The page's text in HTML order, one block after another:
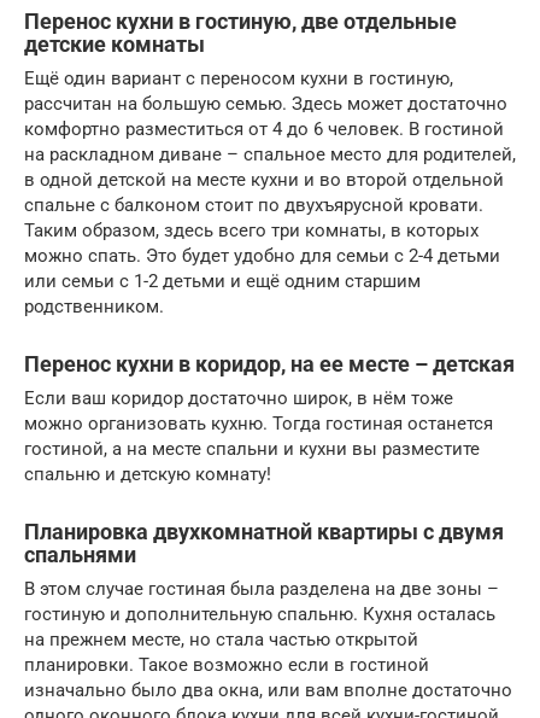
Перенос кухни в гостиную, две отдельные
детские комнаты
Ещё один вариант с переносом кухни в гостиную,
рассчитан на большую семью. Здесь может достаточно
комфортно разместиться от 4 до 6 человек. В гостиной
на раскладном диване – спальное место для родителей,
в одной детской на месте кухни и во второй отдельной
спальне с балконом стоит по двухъярусной кровати.
Таким образом, здесь всего три комнаты, в которых
можно спать. Это будет удобно для семьи с 2-4 детьми
или семьи с 1-2 детьми и ещё одним старшим
родственником.
Перенос кухни в коридор, на ее месте – детская
Если ваш коридор достаточно широк, в нём тоже
можно организовать кухню. Тогда гостиная останется
гостиной, а на месте спальни и кухни вы разместите
спальню и детскую комнату!
Планировка двухкомнатной квартиры с двумя
спальнями
В этом случае гостиная была разделена на две зоны –
гостиную и дополнительную спальню. Кухня осталась
на прежнем месте, но стала частью открытой
планировки. Такое возможно если в гостиной
изначально было два окна, или вам вполне достаточно